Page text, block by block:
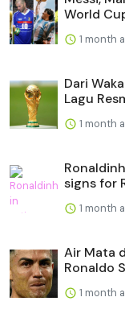
World
1 month
Dari
Lagu
1 month
signs for
1 month
Air Mata
Ronaldo
1 month